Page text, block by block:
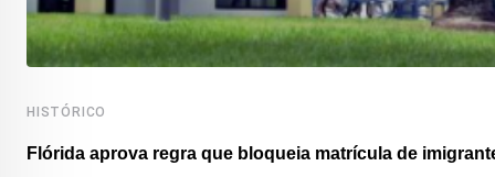
HISTÓRICO
Flórida aprova regra que bloqueia matrícula de